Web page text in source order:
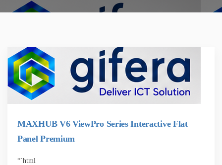
MAXHUB V6 ViewPro Series Interactive Flat
Panel Premium
“`html